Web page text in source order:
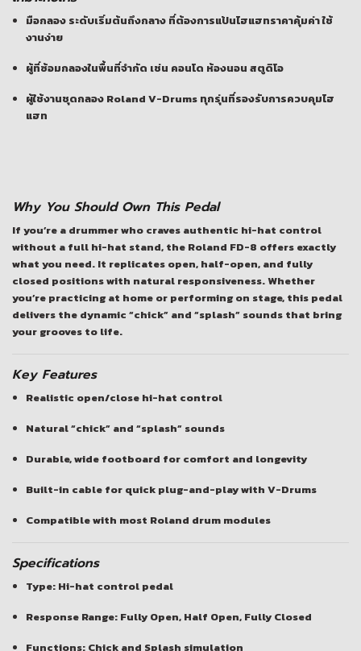
มือกลอง ระดับเริ่มต้นถึงกลาง ที่ต้องการแป้นไฮแฮทราคาคุ้มค่า ใช้
งานง่าย
ผู้ที่ซ้อมกลองในพื้นที่จำกัด เช่น คอนโด ห้องนอน สตูดิโอ
ผู้ใช้งานชุดกลอง Roland V-Drums ทุกรุ่นที่รองรับการควบคุมไฮ
แฮท
Why You Should Own This Pedal
If you’re a drummer who craves authentic hi-hat control
without a full hi-hat stand, the Roland FD-8 offers exactly
what you need. It replicates open, half-open, and fully
closed positions with natural responsiveness. Whether
you’re practicing at home or performing on stage, this pedal
delivers the dynamic “chick” and “splash” sounds that bring
your grooves to life.
Key Features
Realistic open/close hi-hat control
Natural “chick” and “splash” sounds
Durable, wide footboard for comfort and longevity
Built-in cable for quick plug-and-play with V-Drums
Compatible with most Roland drum modules
Specifications
Type: Hi-hat control pedal
Response Range: Fully Open, Half Open, Fully Closed
Functions: Chick and Splash simulation